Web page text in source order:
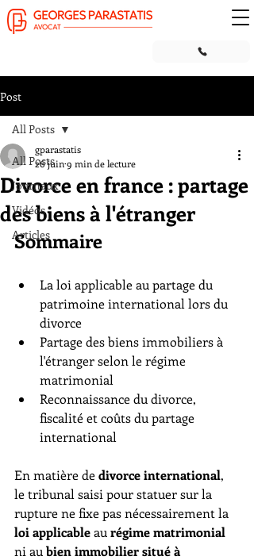
Post
All Posts
Journaux
Vidéos
Articles
All Posts
Divorce en france : partage
des biens à l'étranger
gparastatis
26 juin9 min de lecture
Sommaire
La loi applicable au partage du
patrimoine international lors du
divorce
Partage des biens immobiliers à
l'étranger selon le régime
matrimonial
Reconnaissance du divorce,
fiscalité et coûts du partage
international
En matière de divorce international,
le tribunal saisi pour statuer sur la
rupture ne fixe pas nécessairement la
loi applicable au régime matrimonial
ni au bien immobilier situé à